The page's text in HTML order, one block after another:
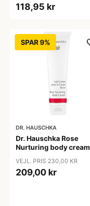
118,95 kr
SPAR 9%
DR. HAUSCHKA
Dr. Hauschka Rose
Nurturing body cream
VEJL. PRIS 230,00 KR
209,00 kr